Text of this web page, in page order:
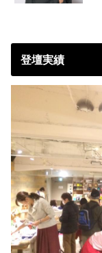
登壇実績